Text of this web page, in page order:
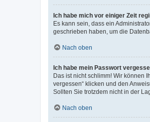
Ich habe mich vor einiger Zeit
Es kann sein, dass ein
geschrieben haben, um die
Nach oben
Ich habe mein Passwort
Das ist nicht schlimm! Wir können
vergessen“ klicken und den
Sollten Sie trotzdem nicht in der
Nach oben